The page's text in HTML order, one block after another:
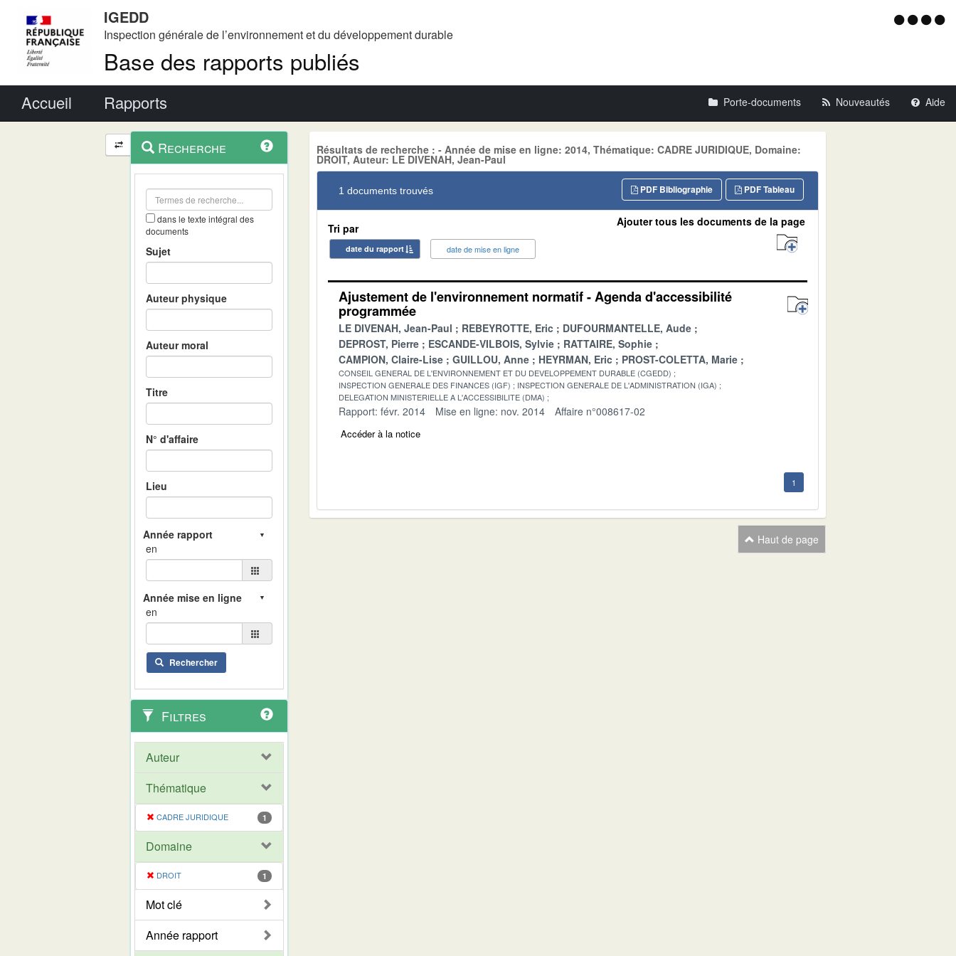
IGEDD
Inspection générale de l’environnement et du développement durable
Base des rapports publiés
Menu
Accueil Rapports Porte-documents Nouveautés Aide
Navigation
et
outils
contextuel
Recherche
dans le texte intégral des
documents
Sujet
Auteur physique
Auteur moral
Titre
N° d'affaire
Lieu
en
en
Rechercher
Filtres
Auteur
Thématique
CADRE JURIDIQUE 1
Domaine
DROIT 1
Mot clé
Année rapport
Résultats de recherche : - Année de mise en ligne: 2014, Thématique: CADRE JURIDIQUE, Domaine:
DROIT, Auteur: LE DIVENAH, Jean-Paul
1 documents trouvés PDF Tableau
PDF Bibliographie
Tri par
date du rapport date de mise en ligne
Ajouter tous les documents de la page
Ajustement de l'environnement normatif - Agenda d'accessibilité
programmée
LE DIVENAH, Jean-Paul REBEYROTTE, Eric
DUFOURMANTELLE, Aude
DEPROST, Pierre
ESCANDE-VILBOIS, Sylvie
RATTAIRE, Sophie
CAMPION, Claire-Lise
GUILLOU, Anne HEYRMAN, Eric PROST-COLETTA, Marie
CONSEIL GENERAL DE L'ENVIRONNEMENT ET DU DEVELOPPEMENT DURABLE (CGEDD)
INSPECTION GENERALE DES FINANCES (IGF)
INSPECTION GENERALE DE L'ADMINISTRATION (IGA)
DELEGATION MINISTERIELLE A L'ACCESSIBILITE (DMA)
Rapport: févr. 2014 Mise en ligne: nov. 2014 Affaire n°008617-02
Accéder à la notice
1
Haut de page